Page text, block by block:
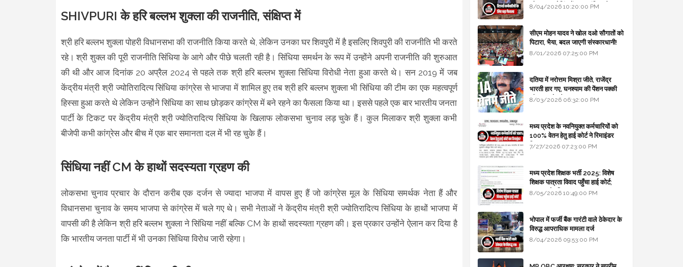
SHIVPURI के हरि बल्लभ शुक्ला की राजनीति, संक्षिप्त में
श्री हरि बल्लभ शुक्ला पोहरी विधानसभा की राजनीति किया करते थे, लेकिन उनका घर शिवपुरी में है इसलिए शिवपुरी की राजनीति भी करते
रहे। श्री शुक्ल की पूरी राजनीति सिंधिया के आगे और पीछे चलती रही है। सिंधिया समर्थन के रूप में उन्होंने अपनी राजनीति की शुरुआत
की थी और आज दिनांक 20 अप्रैल 2024 से पहले तक श्री हरि बल्लभ शुक्ला सिंधिया विरोधी नेता हुआ करते थे। सन 2019 में जब
केंद्रीय मंत्री श्री ज्योतिरादित्य सिंधिया कांग्रेस से भाजपा में शामिल हुए तब श्री हरि बल्लभ शुक्ला भी सिंधिया की टीम का एक महत्वपूर्ण
हिस्सा हुआ करते थे लेकिन उन्होंने सिंधिया का साथ छोड़कर कांग्रेस में बने रहने का फैसला किया था। इससे पहले एक बार भारतीय जनता
पार्टी के टिकट पर केंद्रीय मंत्री श्री ज्योतिरादित्य सिंधिया के खिलाफ लोकसभा चुनाव लड़ चुके हैं। कुल मिलाकर श्री शुक्ला कभी
बीजेपी कभी कांग्रेस और बीच में एक बार समानता दल में भी रह चुके हैं।
सिंधिया नहीं CM के हाथों सदस्यता ग्रहण की
लोकसभा चुनाव प्रचार के दौरान करीब एक दर्जन से ज्यादा भाजपा में वापस हुए हैं जो कांग्रेस मूल के सिंधिया समर्थक नेता हैं और
विधानसभा चुनाव के समय भाजपा से कांग्रेस में चले गए थे। सभी नेताओं ने केंद्रीय मंत्री श्री ज्योतिरादित्य सिंधिया के हाथों भाजपा में
वापसी की है लेकिन श्री हरि बल्लभ शुक्ला ने सिंधिया नहीं बल्कि CM के हाथों सदस्यता ग्रहण की। इस प्रकार उन्होंने ऐलान कर दिया है
कि भारतीय जनता पार्टी में भी उनका सिंधिया विरोध जारी रहेगा।
और बजट कोडिंग में हुए क्रांतिकारी
8/04/2026 10:20:00 PM
सीएम मोहन यादव ने खोल दओ सौगातों को
पिटारा, भैया, बदल जाएगी संस्कारधानी!
8/01/2026 07:25:00 PM
दतिया में नरोत्तम मिश्रा जीते, राजेंद्र
भारती हार गए, घनश्याम की पेंशन पक्की
और आशुतोष बैक टू...
8/03/2026 06:32:00 PM
मध्य प्रदेश के नवनियुक्त कर्मचारियों को
100% वेतन हेतु हाई कोर्ट ने रिमाइंडर
लिखा
7/27/2026 07:23:00 PM
मध्य प्रदेश शिक्षक भर्ती 2025: विशेष
शिक्षक पात्रता विवाद पहुँचा हाई कोर्ट;
सरकार से माँगा जवाब
8/05/2026 10:49:00 PM
भोपाल में फर्जी बैंक गारंटी वाले ठेकेदार के
विरुद्ध आपराधिक मामला दर्ज
8/04/2026 09:53:00 PM